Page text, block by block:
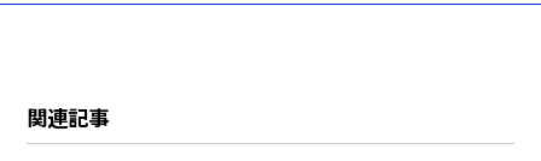
関連記事